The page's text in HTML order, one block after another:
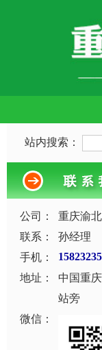
站内搜索：
公司：
重庆渝
联系：
孙经理
手机：
地址：
中国重
站旁
微信：